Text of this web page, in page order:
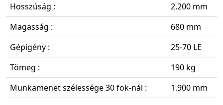
Hosszúság :
2.200 mm
Magasság :
680 mm
Gépigény :
25-70 LE
Tömeg :
190 kg
Munkamenet szélessége 30 fok-nál :
1.900 mm